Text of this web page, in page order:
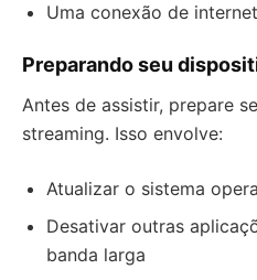
Uma conexão de
Preparando seu
Antes de assistir, prepare
streaming. Isso envolve:
Atualizar o sistema
Desativar outras
banda larga